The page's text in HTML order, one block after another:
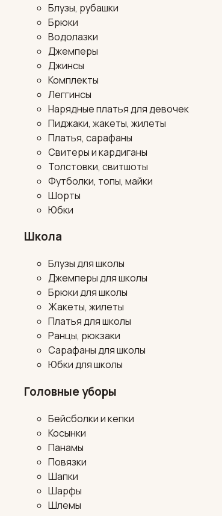
Блузы, рубашки
Брюки
Водолазки
Джемперы
Джинсы
Комплекты
Леггинсы
Нарядные платья для девочек
Пиджаки, жакеты, жилеты
Платья, сарафаны
Свитеры и кардиганы
Толстовки, свитшоты
Футболки, топы, майки
Шорты
Юбки
Школа
Блузы для школы
Джемперы для школы
Брюки для школы
Жакеты, жилеты
Платья для школы
Ранцы, рюкзаки
Сарафаны для школы
Юбки для школы
Головные уборы
Бейсболки и кепки
Косынки
Панамы
Повязки
Шапки
Шарфы
Шлемы